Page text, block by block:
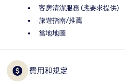
客房清潔服務 (應要求提供)
旅遊指南/推薦
當地地圖
費用和規定